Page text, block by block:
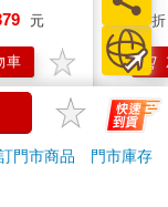
學位，才能實現在
她說，讀大學期間
搬回家住，於是她
的學歷並轉換職
，很難找到工作。
、
pop傳
元
車
攻略
79 折
門市商品
門市庫存